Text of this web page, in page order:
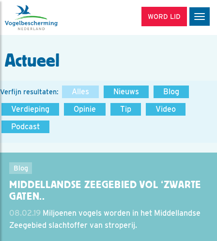
WORD LID
Actueel
Verfijn resultaten: Alles Nieuws
Blog
Verdieping
Opinie Tip
Video
Podcast
Blog
MIDDELLANDSE ZEEGEBIED VOL ‘ZWARTE
GATEN..
08.02.19 Miljoenen vogels worden in het Middellandse
Zeegebied slachtoffer van stroperij.